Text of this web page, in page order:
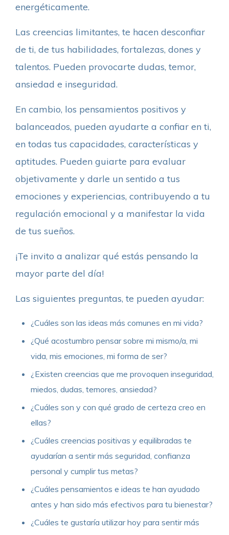
energéticamente.
Las creencias limitantes, te hacen desconfiar
de ti, de tus habilidades, fortalezas, dones y
talentos. Pueden provocarte dudas, temor,
ansiedad e inseguridad.
En cambio, los pensamientos positivos y
balanceados, pueden ayudarte a confiar en ti,
en todas tus capacidades, características y
aptitudes. Pueden guiarte para evaluar
objetivamente y darle un sentido a tus
emociones y experiencias, contribuyendo a tu
regulación emocional y a manifestar la vida
de tus sueños.
¡Te invito a analizar qué estás pensando la
mayor parte del día!
Las siguientes preguntas, te pueden ayudar:
¿Cuáles son las ideas más comunes en mi vida?
¿Qué acostumbro pensar sobre mi mismo/a, mi
vida, mis emociones, mi forma de ser?
¿Existen creencias que me provoquen inseguridad,
miedos, dudas, temores, ansiedad?
¿Cuáles son y con qué grado de certeza creo en
ellas?
¿Cuáles creencias positivas y equilibradas te
ayudarían a sentir más seguridad, confianza
personal y cumplir tus metas?
¿Cuáles pensamientos e ideas te han ayudado
antes y han sido más efectivos para tu bienestar?
¿Cuáles te gustaría utilizar hoy para sentir más